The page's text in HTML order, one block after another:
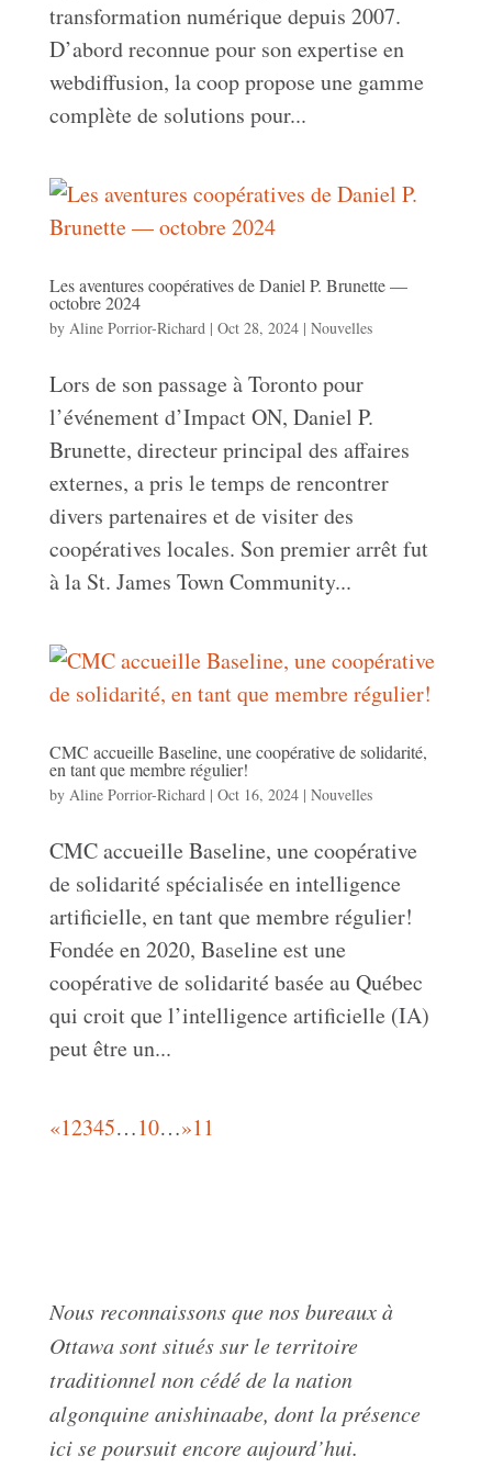
transformation numérique depuis 2007.
D’abord reconnue pour son expertise en
webdiffusion, la coop propose une gamme
complète de solutions pour...
Les aventures coopératives de Daniel P. Brunette —
octobre 2024
by Aline Porrior-Richard| Oct 28, 2024| Nouvelles
Lors de son passage à Toronto pour
l’événement d’Impact ON, Daniel P.
Brunette, directeur principal des affaires
externes, a pris le temps de rencontrer
divers partenaires et de visiter des
coopératives locales. Son premier arrêt fut
à la St. James Town Community...
CMC accueille Baseline, une coopérative de solidarité,
en tant que membre régulier!
by Aline Porrior-Richard| Oct 16, 2024| Nouvelles
CMC accueille Baseline, une coopérative
de solidarité spécialisée en intelligence
artificielle, en tant que membre régulier!
Fondée en 2020, Baseline est une
coopérative de solidarité basée au Québec
qui croit que l’intelligence artificielle (IA)
peut être un...
«12345…10…»11
Nous reconnaissons que nos bureaux à
Ottawa sont situés sur le territoire
traditionnel non cédé de la nation
algonquine anishinaabe, dont la présence
ici se poursuit encore aujourd’hui.